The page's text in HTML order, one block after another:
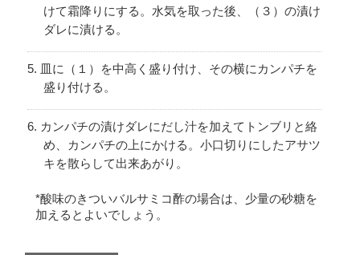
けて霜降りにする。水気を取った後、（３）の漬け
ダレに漬ける。
皿に（１）を中高く盛り付け、その横にカンパチを
盛り付ける。
カンパチの漬けダレにだし汁を加えてトンブリと絡
め、カンパチの上にかける。小口切りにしたアサツ
キを散らして出来あがり。
*酸味のきついバルサミコ酢の場合は、少量の砂糖を
加えるとよいでしょう。